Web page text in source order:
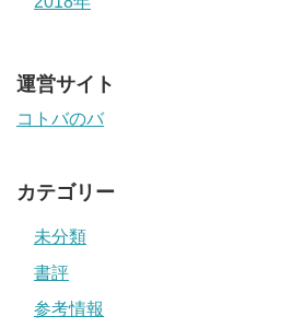
運営サイト
コトバのバ
カテゴリー
未分類
書評
参考情報